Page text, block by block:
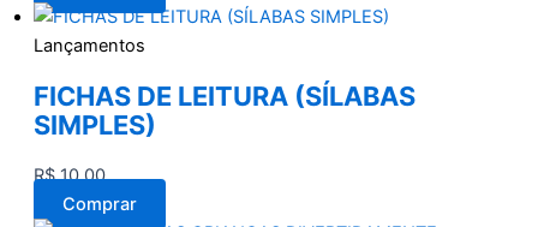
Lançamentos
FICHAS DE LEITURA (SÍLABAS
SIMPLES)
R$10,00
Comprar